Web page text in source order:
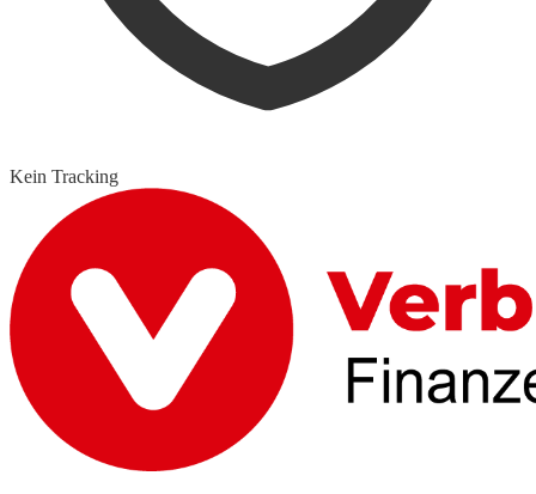
Kein Tracking